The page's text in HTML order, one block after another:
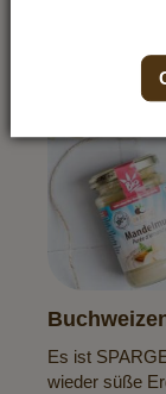
Es ist
wieder süße